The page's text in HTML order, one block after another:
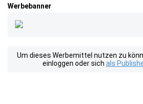
Werbebanner
Um dieses Werbemittel nutzen zu
einloggen oder sich als